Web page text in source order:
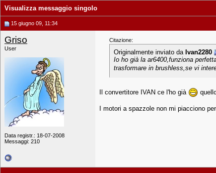
Visualizza messaggio singolo
15 giugno 09, 11:34
Griso
User
Data registr.: 18-07-2008
Messaggi: 210
Citazione:
Originalmente inviato da Ivan2280
Io ho già la ar6400,funziona
trasformare in brushless,se vi
Il convertitore IVAN ce l'ho già
I motori a spazzole non mi piacciono